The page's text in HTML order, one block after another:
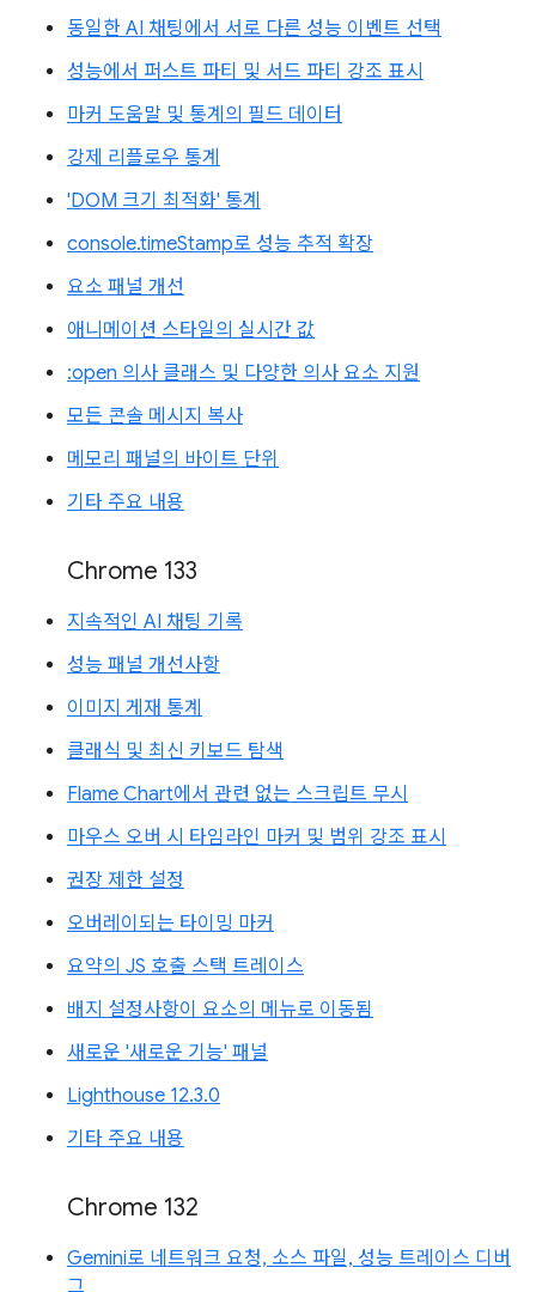
동일한 AI 채팅에서 서로 다른 성능 이벤트 선택
성능에서 퍼스트 파티 및 서드 파티 강조 표시
마커 도움말 및 통계의 필드 데이터
강제 리플로우 통계
'DOM 크기 최적화' 통계
console.timeStamp로 성능 추적 확장
요소 패널 개선
애니메이션 스타일의 실시간 값
:open 의사 클래스 및 다양한 의사 요소 지원
모든 콘솔 메시지 복사
메모리 패널의 바이트 단위
기타 주요 내용
Chrome 133
지속적인 AI 채팅 기록
성능 패널 개선사항
이미지 게재 통계
클래식 및 최신 키보드 탐색
Flame Chart에서 관련 없는 스크립트 무시
마우스 오버 시 타임라인 마커 및 범위 강조 표시
권장 제한 설정
오버레이되는 타이밍 마커
요약의 JS 호출 스택 트레이스
배지 설정사항이 요소의 메뉴로 이동됨
새로운 '새로운 기능' 패널
Lighthouse 12.3.0
기타 주요 내용
Chrome 132
Gemini로 네트워크 요청, 소스 파일, 성능 트레이스 디버